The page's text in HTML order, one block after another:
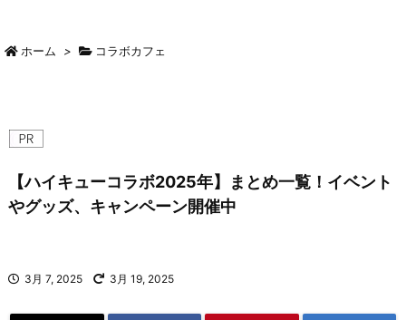
ホーム > コラボカフェ
【ハイキューコラボ2025年】まとめ一覧！イベント
やグッズ、キャンペーン開催中
3月 7, 2025 3月 19, 2025